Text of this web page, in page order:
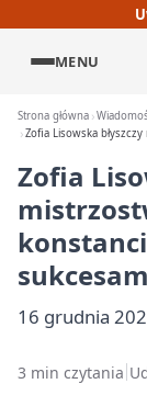
MENU
Strona główna
Zofia Lisowska
Zofia
16 grudnia
3 min czytania